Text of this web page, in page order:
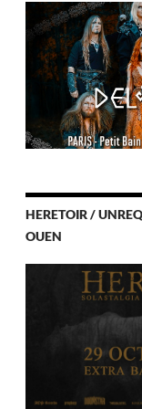
HERETOIR /
OUEN